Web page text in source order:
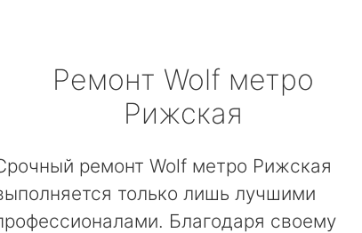
Ремонт Wolf метро
Рижская
ремонт Wolf метро Рижская
только лишь лучшими
Благодаря своему